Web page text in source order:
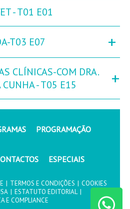
- T01 E01
T03 E07 +
CLÍNICAS-COM DRA.
- T05 E15
+
PROGRAMAÇÃO
ESPECIAIS
| TERMOS E CONDIÇÕES | COOKIES
| ESTATUTO EDITORIAL |
E COMPLIANCE